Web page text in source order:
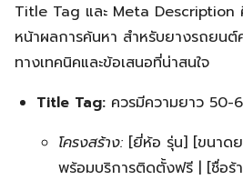
Title Tag และ Meta Description
หน้าผลการค้นหา สำหรับยางรถยนต์
ทางเทคนิคและข้อเสนอที่น่าสนใจ
Title Tag: ควรมีความยาว 50-
โครงสร้าง: [ยี่ห้อ รุ่น] [ขนาด
พร้อมบริการติดตั้งฟรี | [ชื่อ